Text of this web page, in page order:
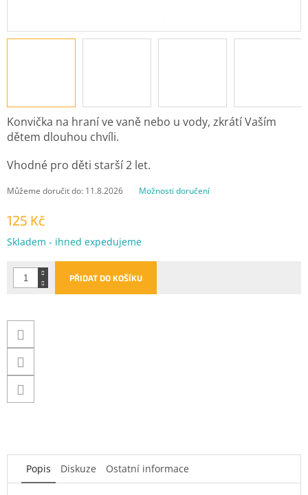
125 Kč
Měrná
Skladem - ihned expedujeme
Můžeme doručit do: 11.8.2026 Možnosti doručení
PŘIDAT DO KOŠÍKU
Konvička na hraní ve vaně nebo u vody, zkrátí Vaším
dětem dlouhou chvíli.
Vhodné pro děti starší 2 let.
Popis Diskuze Ostatní informace